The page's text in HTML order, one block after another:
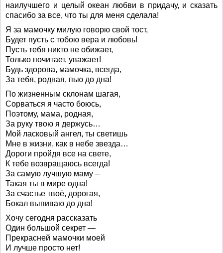
наилучшего и целый океан любви в придачу, и сказать
спасибо за все, что ты для меня сделала!
Я за мамочку милую говорю свой тост,
Будет пусть с тобою вера и любовь!
Пусть тебя никто не обижает,
Только почитает, уважает!
Будь здорова, мамочка, всегда,
За тебя, родная, пью до дна!
По жизненным склонам шагая,
Сорваться я часто боюсь,
Поэтому, мама, родная,
За руку твою я держусь…
Мой ласковый ангел, ты светишь
Мне в жизни, как в небе звезда…
Дороги пройдя все на свете,
К тебе возвращаюсь всегда!
За самую лучшую маму –
Такая ты в мире одна!
За счастье твоё, дорогая,
Бокал выпиваю до дна!
Хочу сегодня рассказать
Один большой секрет —
Прекрасней мамочки моей
И лучше просто нет!